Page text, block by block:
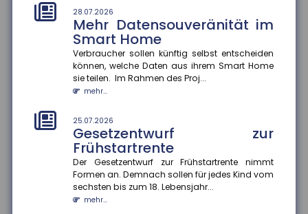
28.07.2026
Mehr Datensouveränität im
Smart Home
Verbraucher sollen künftig selbst entscheiden
können, welche Daten aus ihrem Smart Home
sie teilen. Im Rahmen des Proj...
mehr...
25.07.2026
Gesetzentwurf zur
Frühstartrente
Der Gesetzentwurf zur Frühstartrente nimmt
Formen an. Demnach sollen für jedes Kind vom
sechsten bis zum 18. Lebensjahr...
mehr...
Der internationale Informationsaustausch über
Finanzkonten soll ausgeweitet werden. Dazu hat die
Bundesregierung einen...
mehr...
25.07.2026
Prioritäten beim
und regelmäßig prüfen
Ein Privathaushalt gibt im Schnitt 1.788 Euro pro Jahr
für Versicherungen aus ? ohne Lebens-, Renten-,
private Pflege- o...
mehr...
25.07.2026